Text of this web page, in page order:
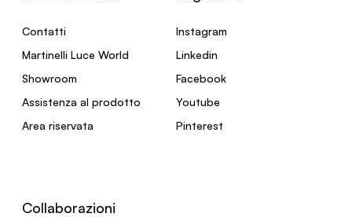
Contatti
Martinelli Luce World
Showroom
Assistenza al prodotto
Area riservata
Instagram
Linkedin
Facebook
Youtube
Pinterest
Collaborazioni